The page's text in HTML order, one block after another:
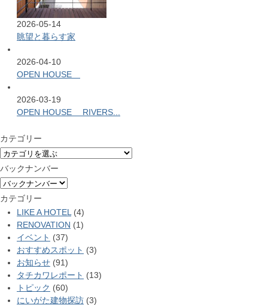
2026-05-14
眺望と暮らす家
2026-04-10
OPEN HOUSE
2026-03-19
OPEN HOUSE RIVERS...
カテゴリー
バックナンバー
カテゴリー
LIKE A HOTEL (4)
RENOVATION (1)
イベント (37)
おすすめスポット (3)
お知らせ (91)
タチカワレポート (13)
トピック (60)
にいがた建物探訪 (3)